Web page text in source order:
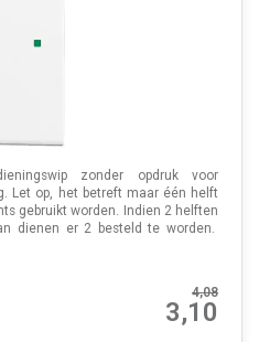
zonder opdruk voor
Let op, het betreft maar één helft
gebruikt worden. Indien 2 helften
dienen er 2 besteld te worden.
4,08
3,10